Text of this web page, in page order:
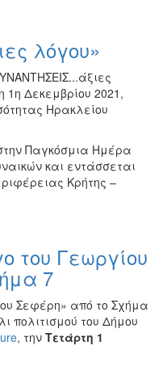
λόγου»
1η Δεκεμβρίου 2021,
Ηρακλείου
Παγκόσμια Ημέρα
και εντάσσεται
Κρήτης –
του Γεωργίου
7
Σεφέρη» από το Σχήμα
πολιτισμού του Δήμου
, την Τετάρτη 1